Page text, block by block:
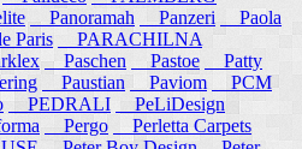
Panoramah Panzeri
Paola
Paris
PARACHILNA
Paschen Pastoe
Patty
Paustian Paviom
PCM
PEDRALI
PeLiDesign
Pergo
Perletta Carpets